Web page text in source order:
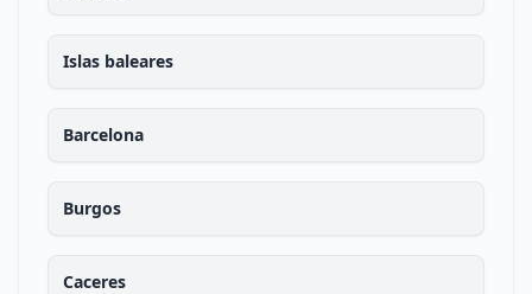
Islas baleares
Barcelona
Burgos
Caceres